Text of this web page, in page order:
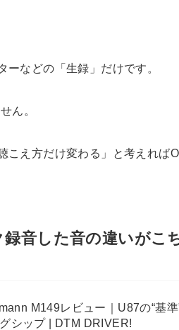
などの「生録」だけです。
ん。
え方だけ変わる」と考えれば
音した音の違いがこ
M149レビュー｜U87の“基
シップ | DTM DRIVER!